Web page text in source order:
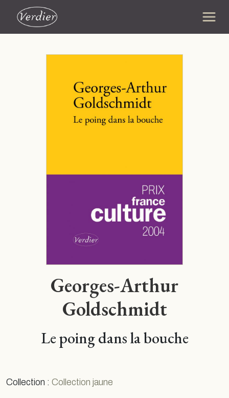
Georges-Arthur
Goldschmidt
Le poing dans la bouche
Collection : Collection jaune